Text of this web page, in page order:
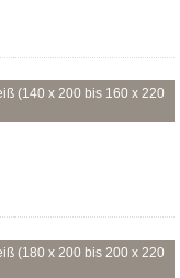
(140 x 200 bis 160 x 220
(180 x 200 bis 200 x 220